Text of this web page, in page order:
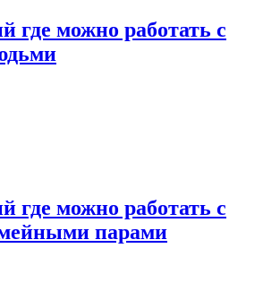
где можно работать с
где можно работать с
парами